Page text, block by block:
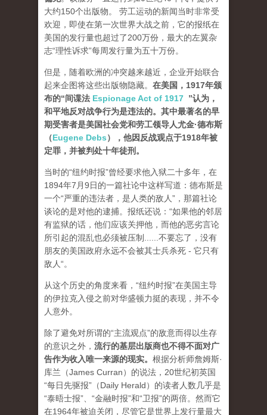
大约150个出版物。 劳工运动的新闻当时非常受
欢迎，即使在第一次世界大战之前，它的报纸在
美国的发行量也超过了200万份，最大的左翼杂
志“理性诉求”每周发行量为五十万份。
但是，随着欧洲的冲突越来越近，企业开始联合
起来企图将这些出版物隐藏。 在美国，1917年颁
布的“间谍法 Espionage Act of 1917 ”认为，
和平地反对战争行为是违法的。其中最著名的早
期受害者是美国社会党和劳工领导人尤金·德布斯
（Eugene Debs），他因反战观点于1918年被
定罪，并被判处十年徒刑。
当时的“纽约时报”曾经要求他入狱二十多年，在
1894年7月9日的一篇社论中这样写道：德布斯是
一个“严重的违法者，是人类的敌人”，那篇社论
谈论的是对他的逮捕。报纸还说：“如果他的邻居
有监狱的话，他们应该关押他，而他的恶劣言论
所引起的混乱也必须被压制......不要忘了，没有
朋友的美国政府永远不会被其士兵杀死 - 它只有
敌人“。
从这个历史的角度来看，“纽约时报”在美国主导
的伊拉克入侵之前对华盛顿力挺的表现，并不令
人意外。
除了避免对所谓的“主流观点”的敌意而得以生存
的意识之外， 流行的基层出版商也不得不面对广
告作为收入唯一来源的现实。 根据分析师詹姆斯·
库兰（James Curran）的说法，20世纪初英国
“每日先驱报”（Daily Herald）的读者人数几乎是
“泰晤士报”、“金融时报”和“卫报”的两倍。然而它
在1964年被迫关闭，尽管它是世界上发行量最大